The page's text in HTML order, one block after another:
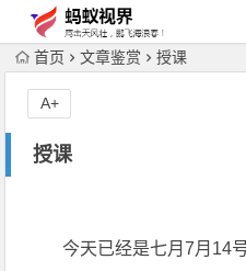
首页 文章鉴赏 授课
授课
A+
今天已经是七月7月14号